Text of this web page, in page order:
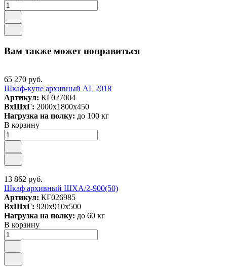
Вам также может понравиться
65 270 руб.
Шкаф-купе архивный AL 2018
Артикул: КГ027004
ВxШxГ: 2000x1800x450
Нагрузка на полку: до 100 кг
В корзину
13 862 руб.
Шкаф архивный ШХА/2-900(50)
Артикул: КГ026985
ВxШxГ: 920x910x500
Нагрузка на полку: до 60 кг
В корзину